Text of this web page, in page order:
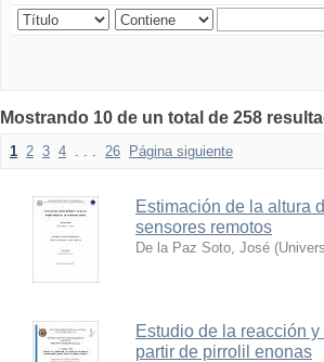
Mostrando 10 de un total de 258
1 2 3 4 . . . 26 Página siguiente
Estimación de la altura
sensores remotos
De la Paz Soto, José (
Estudio de la reacción
partir de pirrolil enonas